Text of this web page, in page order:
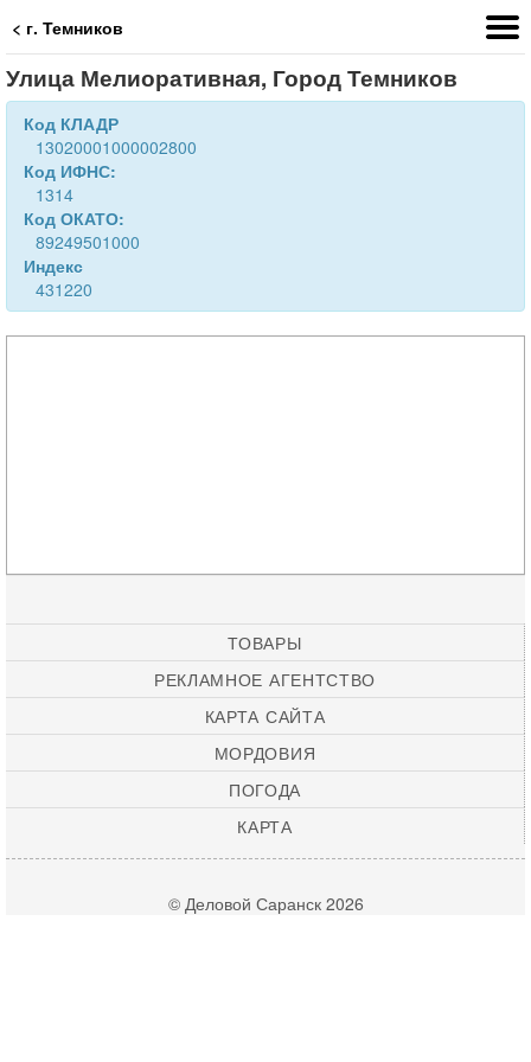
< г. Темников
Улица Мелиоративная, Город Темников
Код КЛАДР
13020001000002800
Код ИФНС:
1314
Код ОКАТО:
89249501000
Индекс
431220
ТОВАРЫ
РЕКЛАМНОЕ АГЕНТСТВО
КАРТА САЙТА
МОРДОВИЯ
ПОГОДА
КАРТА
© Деловой Саранск 2026